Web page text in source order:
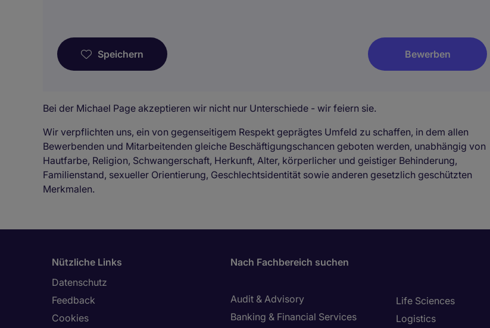
Speichern Bewerben
Bei der Michael Page akzeptieren wir nicht nur Unterschiede - wir feiern sie.
Wir verpflichten uns, ein von gegenseitigem Respekt geprägtes Umfeld zu schaffen, in dem allen
Bewerbenden und Mitarbeitenden gleiche Beschäftigungschancen geboten werden, unabhängig von
Hautfarbe, Religion, Schwangerschaft, Herkunft, Alter, körperlicher und geistiger Behinderung,
Familienstand, sexueller Orientierung, Geschlechtsidentität sowie anderen gesetzlich geschützten
Merkmalen.
Nützliche Links
Datenschutz
Feedback
Cookies
Nach Fachbereich suchen
Audit & Advisory
Banking & Financial Services
Life Sciences
Logistics